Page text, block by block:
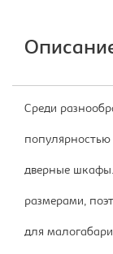
Среди
популярностью
дверные
размерами,
для